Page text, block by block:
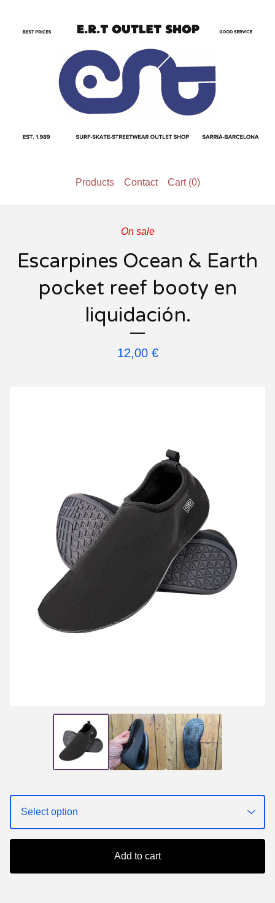
Products Contact Cart (0)
On sale
Escarpines Ocean & Earth
pocket reef booty en
liquidación.
12,00 €
Add to cart